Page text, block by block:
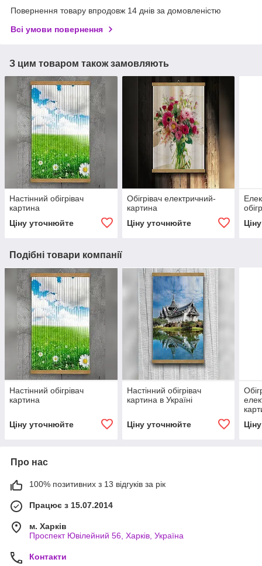
Повернення товару впродовж 14 днів за домовленістю
Всі умови повернення
З цим товаром також замовляють
Настінний обігрівач
картина
Ціну уточнюйте
Обігрівач електричний-
картина
Ціну уточнюйте
Подібні товари компанії
Настінний обігрівач
картина
Ціну уточнюйте
Настінний обігрівач
картина в Україні
Ціну уточнюйте
Про нас
100% позитивних з 13 відгуків за рік
Працює з 15.07.2014
м. Харків
Проспект Ювілейний 56, Харків, Україна
Контакти